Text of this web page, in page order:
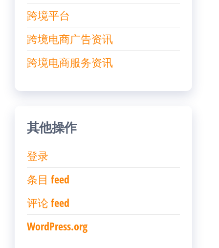
跨境平台
跨境电商广告资讯
跨境电商服务资讯
其他操作
登录
条目 feed
评论 feed
WordPress.org